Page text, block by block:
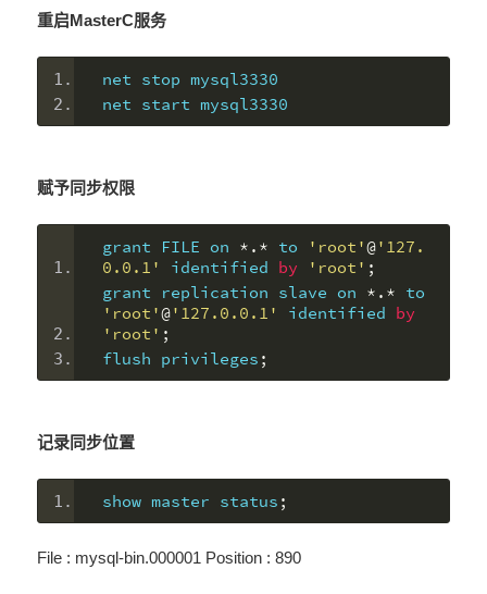
重启MasterC服务
net stop mysql3330
net start mysql3330
赋予同步权限
grant FILE on *.* to 'root'@'127.
0.0.1'
identified by 'root' ;
grant replication slave on *.*
'root'@'127.0.0.1' identified by
'root' ;
flush privileges ;
记录同步位置
show master status ;
File : mysql-bin.000001 Position : 890